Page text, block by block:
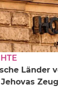
Länder